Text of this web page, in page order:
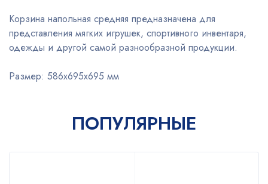
Корзина напольная средняя предназначена для
представления мягких игрушек, спортивного инвентаря,
одежды и другой самой разнообразной продукции.
Размер: 586x695x695 мм
ПОПУЛЯРНЫЕ